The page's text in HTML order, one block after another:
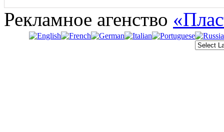
Рекламное агенство